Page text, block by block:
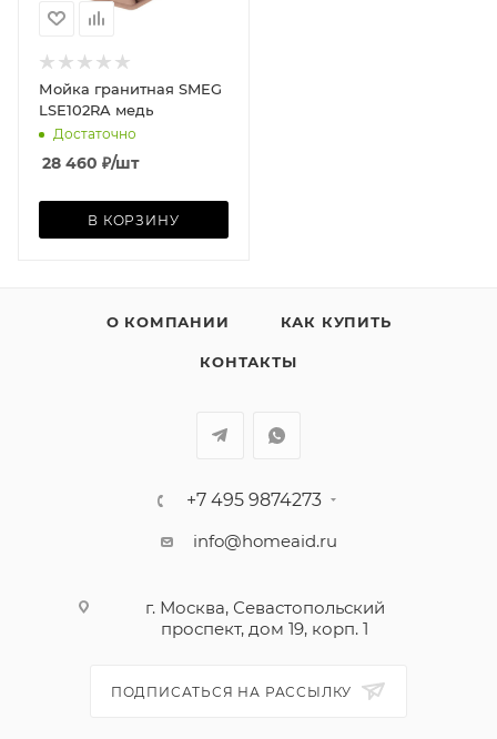
Мойка гранитная SMEG
LSE102RA медь
Достаточно
28 460 ₽/шт
В КОРЗИНУ
О КОМПАНИИ КАК КУПИТЬ
КОНТАКТЫ
+7 495 9874273
info@homeaid.ru
г. Москва, Севастопольский
проспект, дом 19, корп. 1
ПОДПИСАТЬСЯ НА РАССЫЛКУ